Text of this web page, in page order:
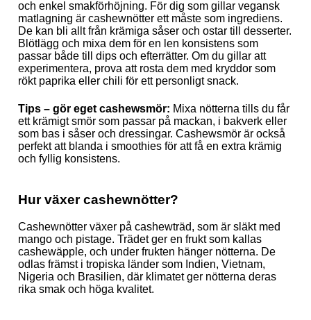
och enkel smakförhöjning. För dig som gillar vegansk
matlagning är cashewnötter ett måste som ingrediens.
De kan bli allt från krämiga såser och ostar till desserter.
Blötlägg och mixa dem för en len konsistens som
passar både till dips och efterrätter. Om du gillar att
experimentera, prova att rosta dem med kryddor som
rökt paprika eller chili för ett personligt snack.
Tips – gör eget cashewsmör: Mixa nötterna tills du får
ett krämigt smör som passar på mackan, i bakverk eller
som bas i såser och dressingar. Cashewsmör är också
perfekt att blanda i smoothies för att få en extra krämig
och fyllig konsistens.
Hur växer cashewnötter?
Cashewnötter växer på cashewträd, som är släkt med
mango och pistage. Trädet ger en frukt som kallas
cashewäpple, och under frukten hänger nötterna. De
odlas främst i tropiska länder som Indien, Vietnam,
Nigeria och Brasilien, där klimatet ger nötterna deras
rika smak och höga kvalitet.